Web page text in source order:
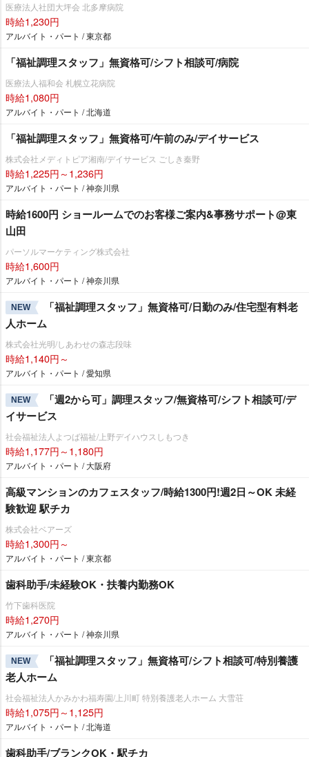
医療法人社団大坪会 北多摩病院
時給1,230円
アルバイト・パート / 東京都
「福祉調理スタッフ」無資格可/シフト相談可/病院
医療法人福和会 札幌立花病院
時給1,080円
アルバイト・パート / 北海道
「福祉調理スタッフ」無資格可/午前のみ/デイサービス
株式会社メディトピア湘南/デイサービス ごしき秦野
時給1,225円～1,236円
アルバイト・パート / 神奈川県
時給1600円 ショールームでのお客様ご案内&事務サポート@東
山田
パーソルマーケティング株式会社
時給1,600円
アルバイト・パート / 神奈川県
NEW
「福祉調理スタッフ」無資格可/日勤のみ/住宅型有料老
人ホーム
株式会社光明/しあわせの森志段味
時給1,140円～
アルバイト・パート / 愛知県
NEW
「週2から可」調理スタッフ/無資格可/シフト相談可/デ
イサービス
社会福祉法人よつば福祉/上野デイハウスしもつき
時給1,177円～1,180円
アルバイト・パート / 大阪府
高級マンションのカフェスタッフ/時給1300円!週2日～OK 未経
験歓迎 駅チカ
株式会社ベアーズ
時給1,300円～
アルバイト・パート / 東京都
歯科助手/未経験OK・扶養内勤務OK
竹下歯科医院
時給1,270円
アルバイト・パート / 神奈川県
NEW
「福祉調理スタッフ」無資格可/シフト相談可/特別養護
老人ホーム
社会福祉法人かみかわ福寿園/上川町 特別養護老人ホーム 大雪荘
時給1,075円～1,125円
アルバイト・パート / 北海道
歯科助手/ブランクOK・駅チカ